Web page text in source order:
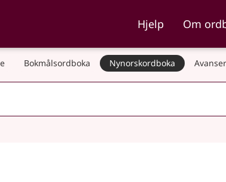
NynorskordbokaHjelp Om
Bokmålsordboka Nynorskordboka